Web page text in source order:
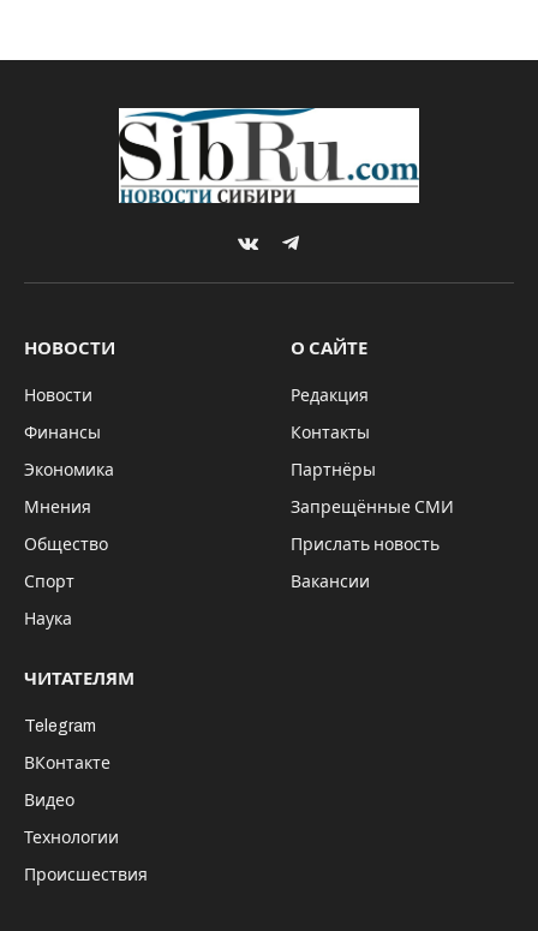
VKontakteTelegram
НОВОСТИ
Новости
Финансы
Экономика
Мнения
Общество
Спорт
Наука
О САЙТЕ
Редакция
Контакты
Партнёры
Запрещённые СМИ
Прислать новость
Вакансии
ЧИТАТЕЛЯМ
Telegram
ВКонтакте
Видео
Технологии
Происшествия